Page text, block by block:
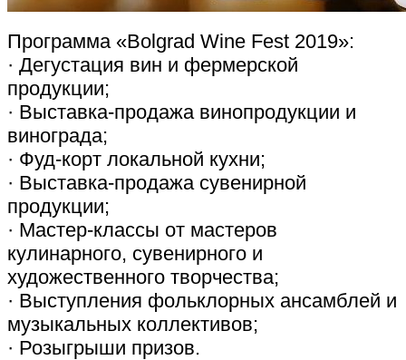
Программа «Bolgrad Wine Fest 2019»:
· Дегустация вин и фермерской
продукции;
· Выставка-продажа винопродукции и
винограда;
· Фуд-корт локальной кухни;
· Выставка-продажа сувенирной
продукции;
· Мастер-классы от мастеров
кулинарного, сувенирного и
художественного творчества;
· Выступления фольклорных ансамблей и
музыкальных коллективов;
· Розыгрыши призов.